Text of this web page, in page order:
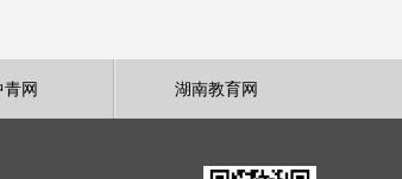
青网 湖南教育网